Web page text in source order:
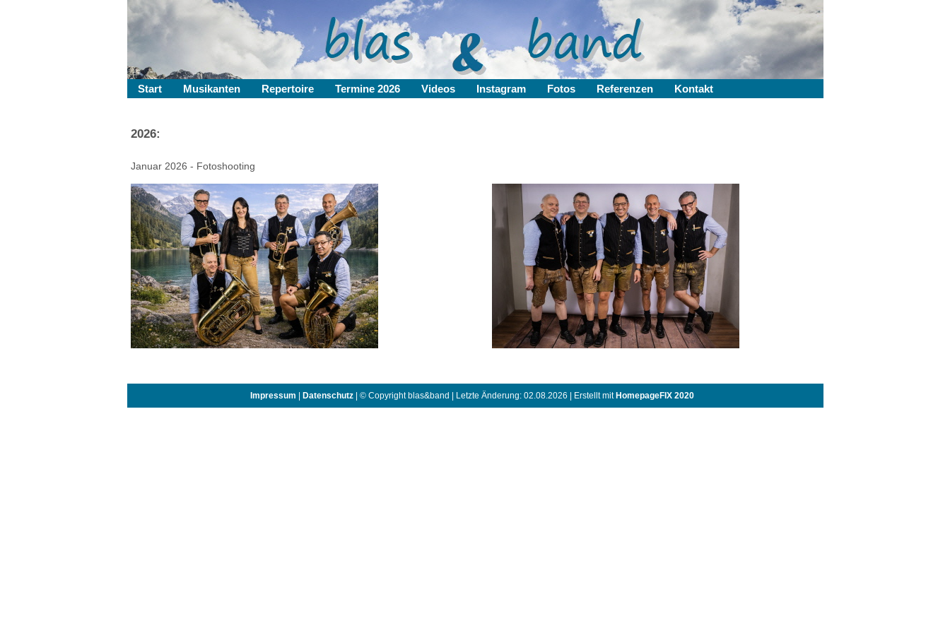
Start Musikanten Repertoire Termine 2026 Videos Instagram Fotos Referenzen Kontakt
2026:
Januar 2026 - Fotoshooting
Impressum Datenschutz| © Copyright blas&band | Letzte Änderung: 02.08.2026 | Erstellt mit HomepageFIX 2020